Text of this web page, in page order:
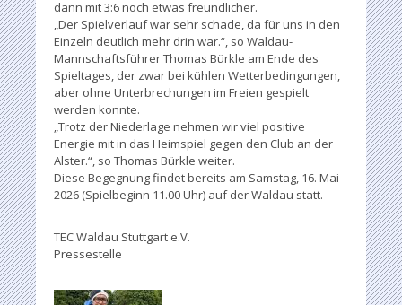
dann mit 3:6 noch etwas freundlicher.
„Der Spielverlauf war sehr schade, da für uns in den
Einzeln deutlich mehr drin war.“, so Waldau-
Mannschaftsführer Thomas Bürkle am Ende des
Spieltages, der zwar bei kühlen Wetterbedingungen,
aber ohne Unterbrechungen im Freien gespielt
werden konnte.
„Trotz der Niederlage nehmen wir viel positive
Energie mit in das Heimspiel gegen den Club an der
Alster.“, so Thomas Bürkle weiter.
Diese Begegnung findet bereits am Samstag, 16. Mai
2026 (Spielbeginn 11.00 Uhr) auf der Waldau statt.
TEC Waldau Stuttgart e.V.
Pressestelle